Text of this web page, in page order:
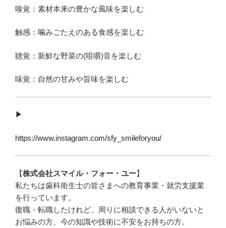
嗅覚：素材本来の豊かな風味を楽しむ
触感：噛みごたえのある食感を楽しむ
聴覚：新鮮な野菜の(咀嚼)音を楽しむ
味覚：自然の甘みや旨味を楽しむ
▶︎
https://www.instagram.com/sfy_smileforyou/
【株式会社スマイル・フォー・ユー】
私たちは歯科衛生士の皆さまへの教育事業・就労支援業
を行っています。
復職・転職したけれど、周りに相談できる人がいないと
お悩みの方、今の知識や技術に不安をお持ちの方。